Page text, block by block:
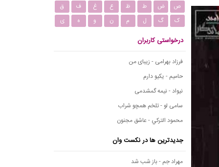
ص
ض ط ظ ع غ ف
ق
ک
گ ل م ن و ه ی
درخواستی کاربران
فرزاد بهرامی - زیبای من
حامیم - یکیو دارم
نیواد - نیمه گمشدمی
سامی لو - تلخم همچو شراب
محمود التركي - عاشق مجنون
جدیدترین ها در نکست وان
مهراد جم - باز شب شد